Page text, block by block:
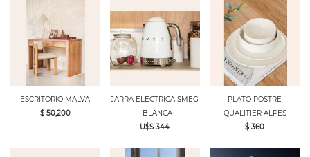
ESCRITORIO MALVA
$ 50,200
JARRA ELECTRICA SMEG
- BLANCA
U$S 344
PLATO POSTRE
QUALITIER ALPES
$ 360